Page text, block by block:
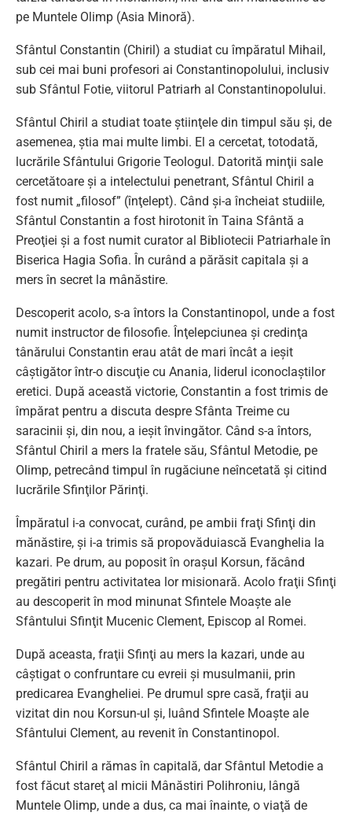
pe Muntele Olimp (Asia Minoră).
Sfântul Constantin (Chiril) a studiat cu împăratul Mihail,
sub cei mai buni profesori ai Constantinopolului, inclusiv
sub Sfântul Fotie, viitorul Patriarh al Constantinopolului.
Sfântul Chiril a studiat toate ştiinţele din timpul său şi, de
asemenea, ştia mai multe limbi. El a cercetat, totodată,
lucrările Sfântului Grigorie Teologul. Datorită minţii sale
cercetătoare şi a intelectului penetrant, Sfântul Chiril a
fost numit „filosof” (înţelept). Când şi-a încheiat studiile,
Sfântul Constantin a fost hirotonit în Taina Sfântă a
Preoţiei şi a fost numit curator al Bibliotecii Patriarhale în
Biserica Hagia Sofia. În curând a părăsit capitala şi a
mers în secret la mânăstire.
Descoperit acolo, s-a întors la Constantinopol, unde a fost
numit instructor de filosofie. Înţelepciunea şi credinţa
tânărului Constantin erau atât de mari încât a ieşit
câştigător într-o discuţie cu Anania, liderul iconoclaştilor
eretici. După această victorie, Constantin a fost trimis de
împărat pentru a discuta despre Sfânta Treime cu
saracinii şi, din nou, a ieşit învingător. Când s-a întors,
Sfântul Chiril a mers la fratele său, Sfântul Metodie, pe
Olimp, petrecând timpul în rugăciune neîncetată şi citind
lucrările Sfinţilor Părinţi.
Împăratul i-a convocat, curând, pe ambii fraţi Sfinţi din
mănăstire, şi i-a trimis să propovăduiască Evanghelia la
kazari. Pe drum, au poposit în oraşul Korsun, făcând
pregătiri pentru activitatea lor misionară. Acolo fraţii Sfinţi
au descoperit în mod minunat Sfintele Moaşte ale
Sfântului Sfinţit Mucenic Clement, Episcop al Romei.
După aceasta, fraţii Sfinţi au mers la kazari, unde au
câştigat o confruntare cu evreii şi musulmanii, prin
predicarea Evangheliei. Pe drumul spre casă, fraţii au
vizitat din nou Korsun-ul şi, luând Sfintele Moaşte ale
Sfântului Clement, au revenit în Constantinopol.
Sfântul Chiril a rămas în capitală, dar Sfântul Metodie a
fost făcut stareţ al micii Mânăstiri Polihroniu, lângă
Muntele Olimp, unde a dus, ca mai înainte, o viaţă de